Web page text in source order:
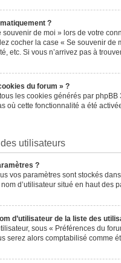
?
de moi » lors de votre
cocher la case « Se souvenir
etc. Si vous n’arrivez pas à
du forum » ?
les cookies générés par
où cette fonctionnalité a été
utilisateurs
?
vos paramètres sont stockés
d’utilisateur situé en haut des
d’utilisateur de la liste des
sous « Préférences du
serez alors comptabilisé comme